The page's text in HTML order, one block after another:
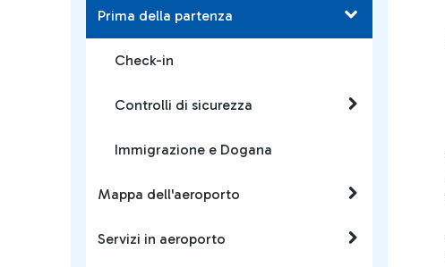
Prima della partenza
Check-in
Controlli di sicurezza
Immigrazione e Dogana
Mappa dell'aeroporto
Servizi in aeroporto